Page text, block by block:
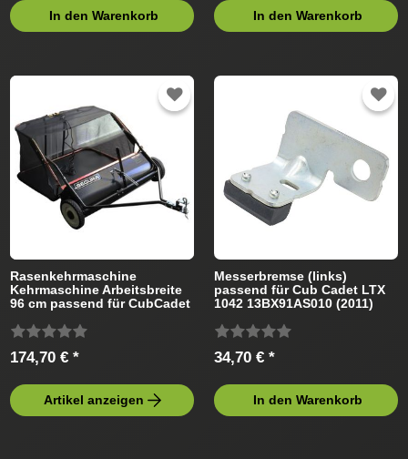
In den Warenkorb In den Warenkorb
Rasenkehrmaschine
Kehrmaschine Arbeitsbreite
96 cm passend für CubCadet
174,70 € *
Artikel anzeigen
Messerbremse (links)
passend für Cub Cadet LTX
1042 13BX91AS010 (2011)
34,70 € *
In den Warenkorb